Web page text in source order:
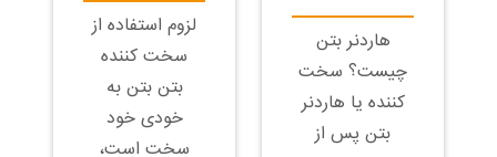
هاردنر بتن
چیست؟ سخت
کننده یا هاردنر
بتن پس از
لزوم استفاده از
سخت کننده
بتن بتن به
خودی خود
سخت است،